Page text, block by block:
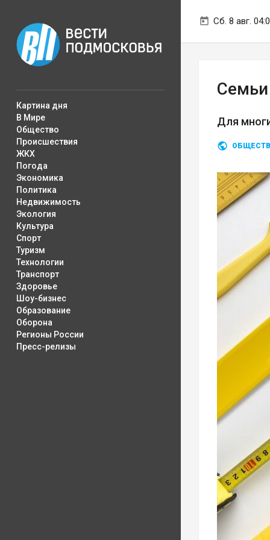
Сб. 8 авг.
Картина дня
В Мире
Общество
Происшествия
ЖКХ
Погода
Экономика
Политика
Недвижимость
Экология
Культура
Спорт
Туризм
Технологии
Транспорт
Здоровье
Шоу-бизнес
Образование
Оборона
Регионы России
Пресс-релизы
Семьи
Для